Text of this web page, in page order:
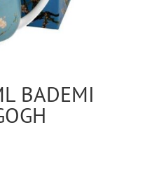
BADEMI